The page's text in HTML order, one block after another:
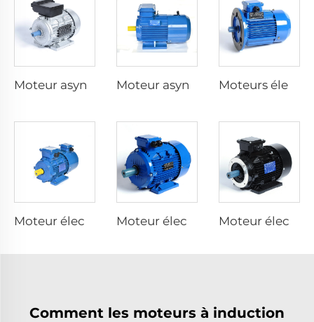
Moteurs électriques à vitesse variable
Comment les moteurs à induction